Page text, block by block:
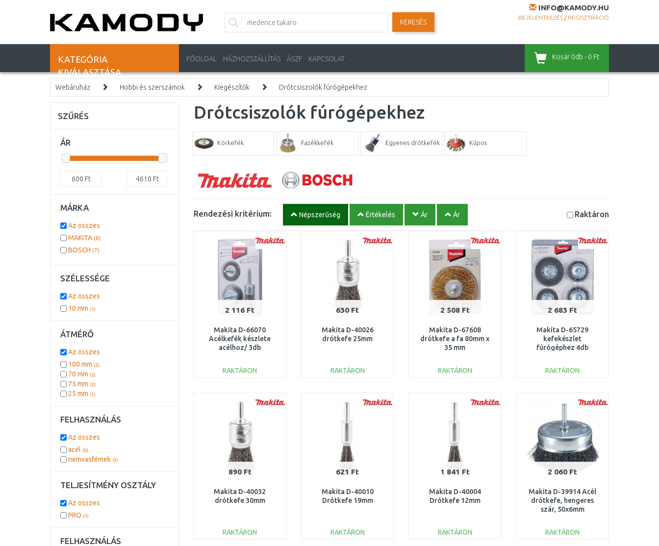
INFO@KAMODY.HU
BEJELENTKEZÉS / REGISZTRÁCIÓ
KERESÉS
KATEGÓRIA
KIVÁLASZTÁSA
FŐOLDAL HÁZHOZSZÁLLÍTÁS ÁSZF KAPCSOLAT Kosár 0db - 0 Ft
Webáruház Hobbi és szerszámok Kiegészítők Drótcsiszolók fúrógépekhez
Drótcsiszolók fúrógépekhez
Körkefék Fazékkefék Egyenes drótkefék Kúpos
Rendezési kritérium: Népszerűség Értékelés Ár Ár Raktáron
2 116 Ft
Makita D-66070
Acélkefék készlete
acélhoz/ 3db
RAKTÁRON
Összehasonlítás
630 Ft
Makita D-40026
drótkefe 25mm
RAKTÁRON
Összehasonlítás
2 508 Ft
Makita D-67608
drótkefe a fa 80mm x
35 mm
RAKTÁRON
Összehasonlítás
2 683 Ft
Makita D-65729
kefekészlet
fúrógéphez 4db
RAKTÁRON
Összehasonlítás
890 Ft
Makita D-40032
drótkefe 30mm
RAKTÁRON
621 Ft
Makita D-40010
Drótkefe 19mm
RAKTÁRON
1 841 Ft
Makita D-40004
Drótkefe 12mm
RAKTÁRON
2 060 Ft
Makita D-39914 Acél
drótkefe, hengeres
szár, 50x6mm
RAKTÁRON
SZŰRÉS
ÁR
600 Ft 4610 Ft
MÁRKA
Az összes
MAKITA (8)
BOSCH (7)
SZÉLESSÉGE
Az összes
10 mm (1)
ÁTMÉRŐ
Az összes
100 mm (2)
70 mm (2)
75 mm (2)
25 mm (1)
FELHASZNÁLÁS
Az összes
acél (6)
nemvasfémek (5)
TELJESÍTMÉNY OSZTÁLY
Az összes
PRO (1)
FELHASZNÁLÁS